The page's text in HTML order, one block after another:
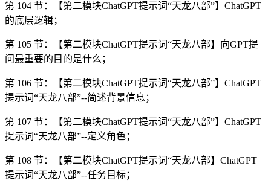
第 104 节：【第二模块ChatGPT提示词“天龙八部”】ChatGPT
的底层逻辑；
第 105 节：【第二模块ChatGPT提示词“天龙八部】向GPT提
问最重要的目的是什么；
第 106 节：【第二模块ChatGPT提示词“天龙八部”】ChatGPT
提示词“天龙八部”--简述背景信息；
第 107 节：【第二模块ChatGPT提示词“天龙八部”】ChatGPT
提示词“天龙八部”--定义角色；
第 108 节：【第二模块ChatGPT提示词“天龙八部】ChatGPT
提示词“天龙八部”--任务目标；